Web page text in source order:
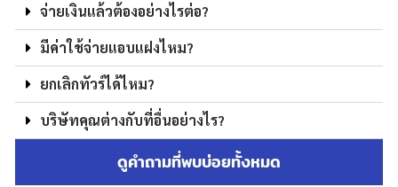
จ่ายเงินแล้วต้องอย่างไรต่อ?
มีค่าใช้จ่ายแอบแฝงไหม?
ยกเลิกทัวร์ได้ไหม?
บริษัทคุณต่างกับที่อื่นอย่างไร?
ดูคำถามที่พบบ่อยทั้งหมด